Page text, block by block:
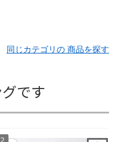
同じカテゴリの 商品を探す
です